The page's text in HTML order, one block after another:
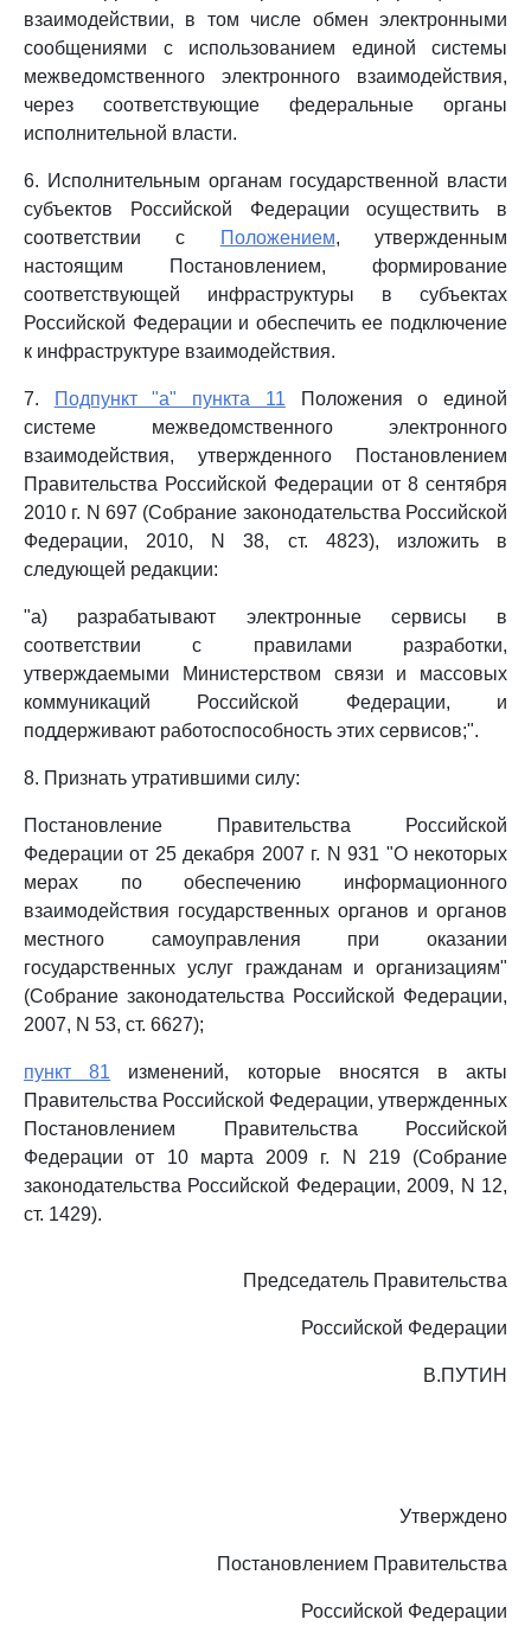
взаимодействии, в том числе обмен электронными
сообщениями с использованием единой системы
межведомственного электронного взаимодействия,
через соответствующие федеральные органы
исполнительной власти.
6. Исполнительным органам государственной власти
субъектов Российской Федерации осуществить в
соответствии с
Положением, утвержденным
настоящим Постановлением, формирование
соответствующей инфраструктуры в субъектах
Российской Федерации и обеспечить ее подключение
к инфраструктуре взаимодействия.
7. Подпункт "а" пункта 11 Положения о единой
системе межведомственного электронного
взаимодействия, утвержденного Постановлением
Правительства Российской Федерации от 8 сентября
2010 г. N 697 (Собрание законодательства Российской
Федерации, 2010, N 38, ст. 4823), изложить в
следующей редакции:
"а) разрабатывают электронные сервисы в
соответствии с правилами разработки,
утверждаемыми Министерством связи и массовых
коммуникаций Российской Федерации, и
поддерживают работоспособность этих сервисов;".
8. Признать утратившими силу:
Постановление Правительства Российской
Федерации от 25 декабря 2007 г. N 931 "О некоторых
мерах по обеспечению информационного
взаимодействия государственных органов и органов
местного самоуправления при оказании
государственных услуг гражданам и организациям"
(Собрание законодательства Российской Федерации,
2007, N 53, ст. 6627);
пункт 81 изменений, которые вносятся в акты
Правительства Российской Федерации, утвержденных
Постановлением Правительства Российской
Федерации от 10 марта 2009 г. N 219 (Собрание
законодательства Российской Федерации, 2009, N 12,
ст. 1429).
Председатель Правительства
Российской Федерации
В.ПУТИН
Утверждено
Постановлением Правительства
Российской Федерации